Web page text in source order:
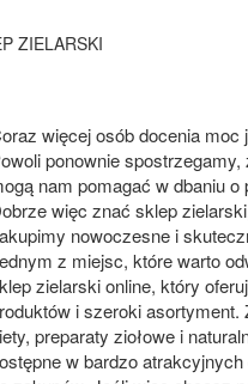
ZIELARSKI
więcej osób docenia moc
ponownie spostrzegamy,
nam pomagać w dbaniu
więc znać sklep
nowoczesne i
z miejsc, które warto
zielarski online, który
i szeroki asortyment.
preparaty ziołowe i
w bardzo